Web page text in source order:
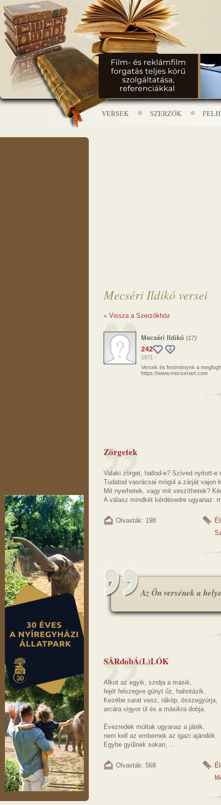
VERSEK SZERZŐK
Mecséri Ildikó versei
« Vissza a Szerzőkhöz
Mecséri Ildikó (17)
242
1971 -
Versek és festmények a
https://www.mecseriart.com
Zörgetek
Valaki zörget, hallod-e? Szíved nyitott-e
Tudatod vasrácsai mögül a zárját vajon
Mit nyerhetek, vagy mit veszíthetek?
A válasz mindkét kérdésedre ugyanaz:
Olvasták: 198
Az Ön versének a
SÁRdobÁ(L)LÓK
Alkot az egyik, szidja a másik,
fejét felszegve gúnyt űz, hahotázik.
Kezébe sarat vesz, ráköp, összegyúrja,
arcára vigyor ül és a másikra dobja.
Évezredek múltak ugyanaz a játék,
nem kell az embernek az igazi ajándék.
Egybe gyűlnek sokan, ...
Olvasták: 568